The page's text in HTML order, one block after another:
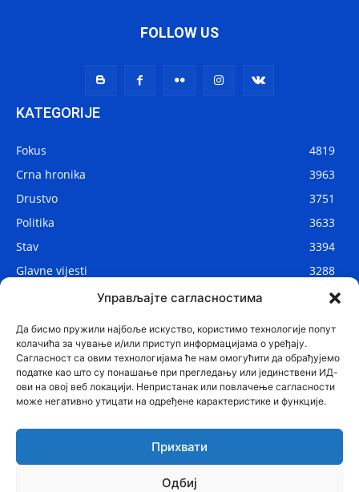
Управљајте сагласностима
Да бисмо пружили најбоље искуство, користимо технологије попут
колачића за чување и/или приступ информацијама о уређају.
Сагласност са овим технологијама ће нам омогућити да обрађујемо
податке као што су понашање при прегледању или јединствени ИД-
ови на овој веб локацији. Непристанак или повлачење сагласности
може негативно утицати на одређене карактеристике и функције.
Прихвати
Одбиј
FOLLOW US
KATEGORIJE
Fokus
4819
Crna hronika
3963
Drustvo
3751
Politika
3633
Stav
3394
Glavne vijesti
3288
2912